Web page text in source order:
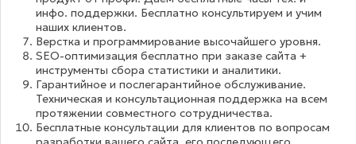
инфо. поддержки. Бесплатно консультируем и учим
наших клиентов.
Верстка и программирование высочайшего уровня.
SEO-оптимизация бесплатно при заказе сайта +
инструменты сбора статистики и аналитики.
Гарантийное и послегарантийное обслуживание.
Техническая и консультационная поддержка на всем
протяжении совместного сотрудничества.
Бесплатные консультации для клиентов по вопросам